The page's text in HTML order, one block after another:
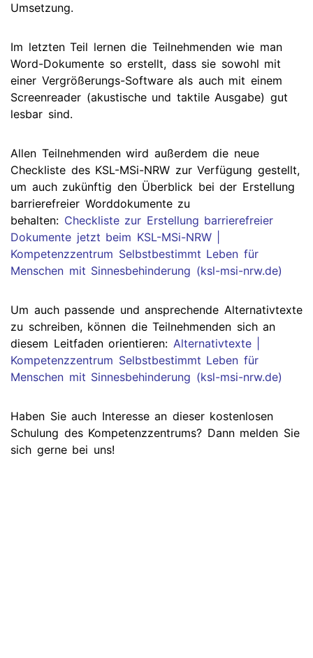
Umsetzung.
Im letzten Teil lernen die Teilnehmenden wie man
Word-Dokumente so erstellt, dass sie sowohl mit
einer Vergrößerungs-Software als auch mit einem
Screenreader (akustische und taktile Ausgabe) gut
lesbar sind.
Allen Teilnehmenden wird außerdem die neue
Checkliste des KSL-MSi-NRW zur Verfügung gestellt,
um auch zukünftig den Überblick bei der Erstellung
barrierefreier Worddokumente zu
behalten: Checkliste zur Erstellung barrierefreier
Dokumente jetzt beim KSL-MSi-NRW |
Kompetenzzentrum Selbstbestimmt Leben für
Menschen mit Sinnesbehinderung (ksl-msi-nrw.de)
Um auch passende und ansprechende Alternativtexte
zu schreiben, können die Teilnehmenden sich an
diesem Leitfaden orientieren: Alternativtexte |
Kompetenzzentrum Selbstbestimmt Leben für
Menschen mit Sinnesbehinderung (ksl-msi-nrw.de)
Haben Sie auch Interesse an dieser kostenlosen
Schulung des Kompetenzzentrums? Dann melden Sie
sich gerne bei uns!